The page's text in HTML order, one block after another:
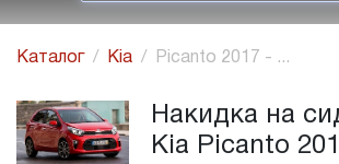
Каталог Kia Picanto 2017 - ...
Накидка на
Kia Picanto